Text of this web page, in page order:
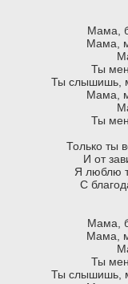
Мама,
Мама,
Ты
Ты слышишь,
Мама,
Ты
Только ты
И от
Я люблю
С
Мама,
Мама,
Ты
Ты слышишь,